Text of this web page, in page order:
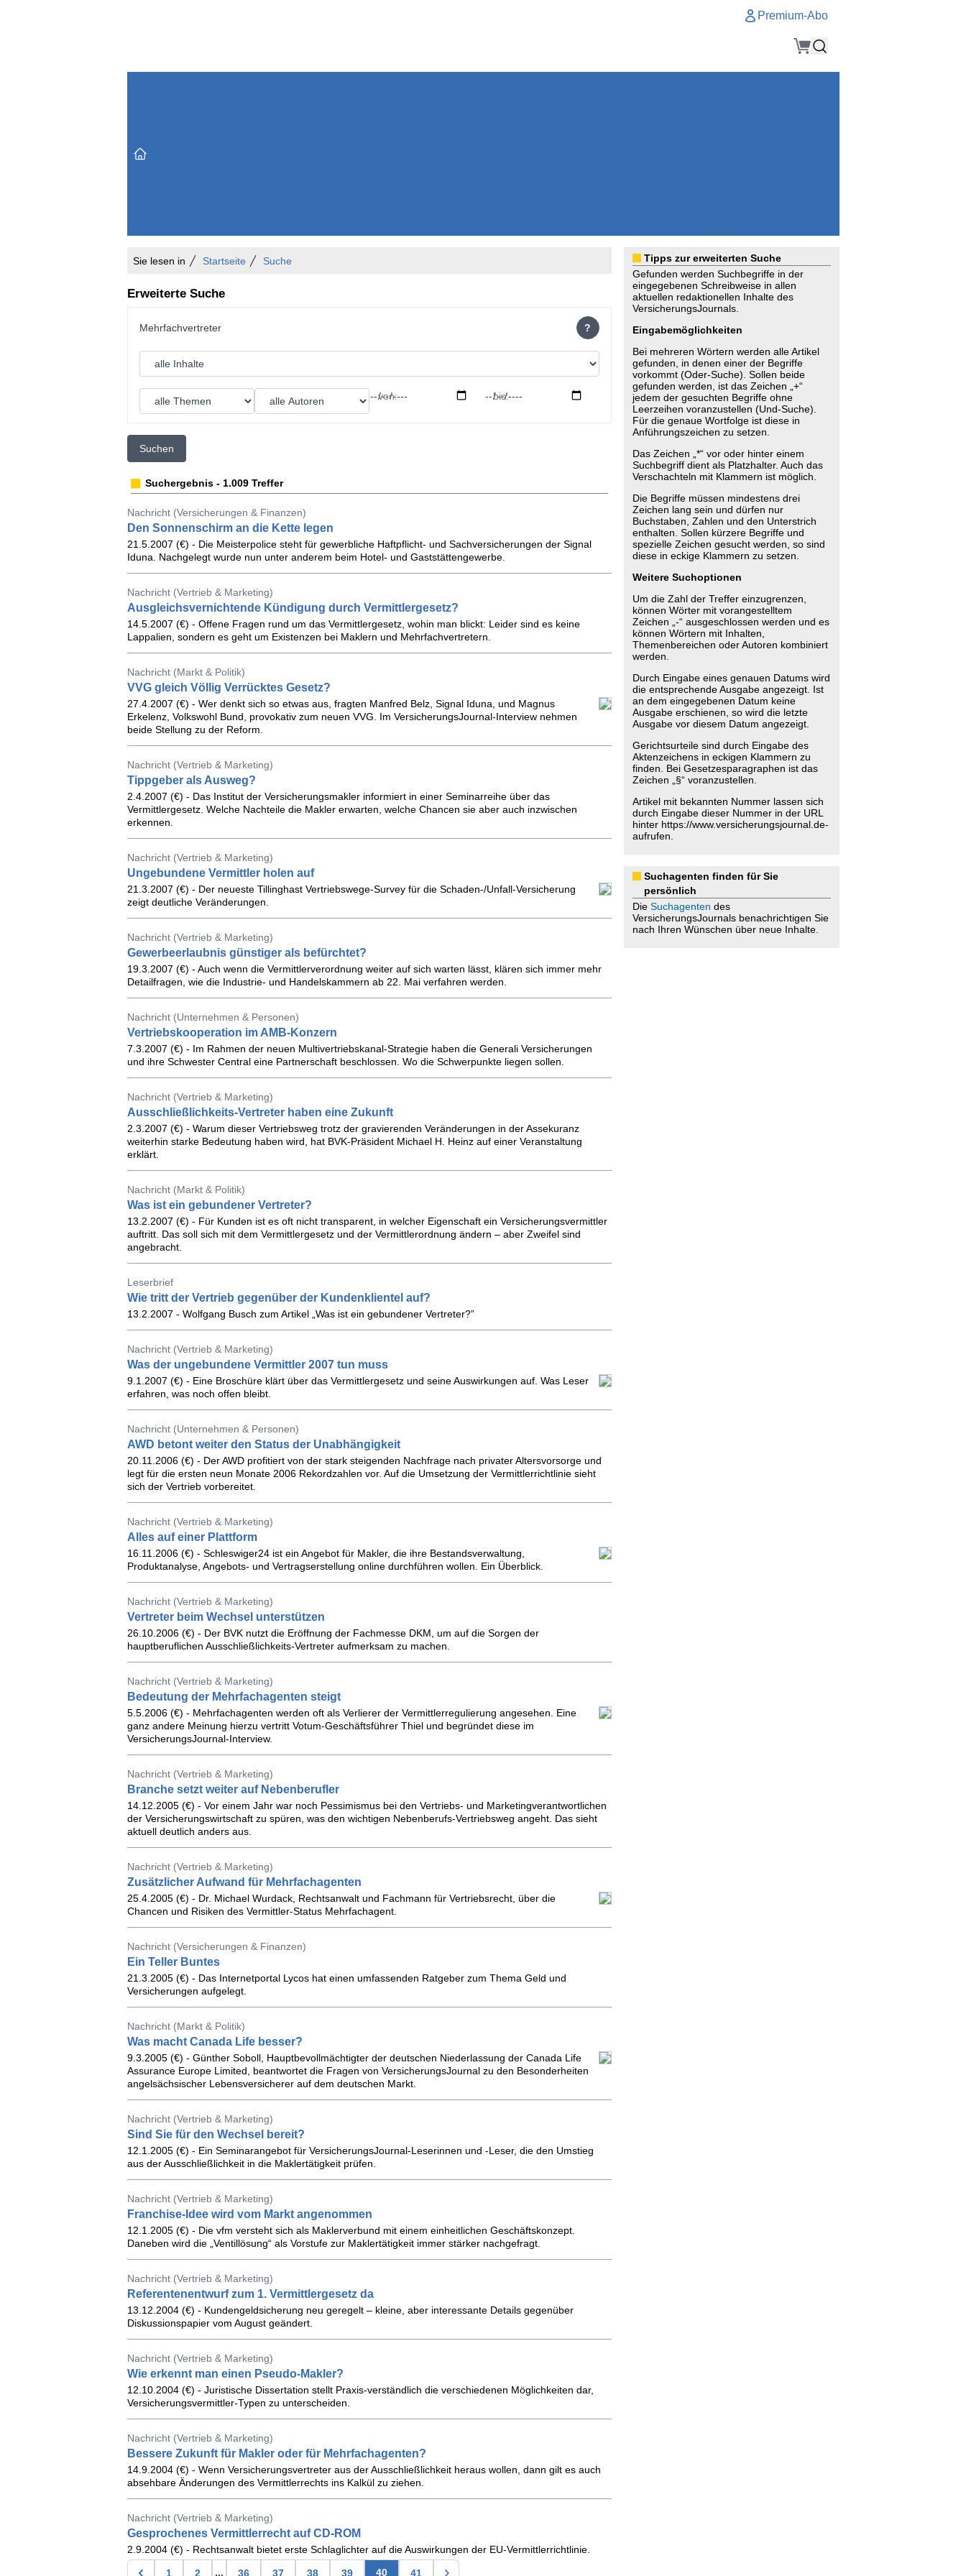
Premium-Abo
Sie lesen in Startseite Suche
Erweiterte Suche
?
von: bis:
Suchen
Suchergebnis - 1.009 Treffer
Nachricht (Versicherungen & Finanzen)
Den Sonnenschirm an die Kette legen
21.5.2007 (€) - Die Meisterpolice steht für gewerbliche Haftpflicht- und Sachversicherungen der Signal
Iduna. Nachgelegt wurde nun unter anderem beim Hotel- und Gaststättengewerbe.
Nachricht (Vertrieb & Marketing)
Ausgleichsvernichtende Kündigung durch Vermittlergesetz?
14.5.2007 (€) - Offene Fragen rund um das Vermittlergesetz, wohin man blickt: Leider sind es keine
Lappalien, sondern es geht um Existenzen bei Maklern und Mehrfachvertretern.
Nachricht (Markt & Politik)
VVG gleich Völlig Verrücktes Gesetz?
27.4.2007 (€) - Wer denkt sich so etwas aus, fragten Manfred Belz, Signal Iduna, und Magnus
Erkelenz, Volkswohl Bund, provokativ zum neuen VVG. Im VersicherungsJournal-Interview nehmen
beide Stellung zu der Reform.
Nachricht (Vertrieb & Marketing)
Tippgeber als Ausweg?
2.4.2007 (€) - Das Institut der Versicherungsmakler informiert in einer Seminarreihe über das
Vermittlergesetz. Welche Nachteile die Makler erwarten, welche Chancen sie aber auch inzwischen
erkennen.
Nachricht (Vertrieb & Marketing)
Ungebundene Vermittler holen auf
21.3.2007 (€) - Der neueste Tillinghast Vertriebswege-Survey für die Schaden-/Unfall-Versicherung
zeigt deutliche Veränderungen.
Nachricht (Vertrieb & Marketing)
Gewerbeerlaubnis günstiger als befürchtet?
19.3.2007 (€) - Auch wenn die Vermittlerverordnung weiter auf sich warten lässt, klären sich immer mehr
Detailfragen, wie die Industrie- und Handelskammern ab 22. Mai verfahren werden.
Nachricht (Unternehmen & Personen)
Vertriebskooperation im AMB-Konzern
7.3.2007 (€) - Im Rahmen der neuen Multivertriebskanal-Strategie haben die Generali Versicherungen
und ihre Schwester Central eine Partnerschaft beschlossen. Wo die Schwerpunkte liegen sollen.
Nachricht (Vertrieb & Marketing)
Ausschließlichkeits-Vertreter haben eine Zukunft
2.3.2007 (€) - Warum dieser Vertriebsweg trotz der gravierenden Veränderungen in der Assekuranz
weiterhin starke Bedeutung haben wird, hat BVK-Präsident Michael H. Heinz auf einer Veranstaltung
erklärt.
Nachricht (Markt & Politik)
Was ist ein gebundener Vertreter?
13.2.2007 (€) - Für Kunden ist es oft nicht transparent, in welcher Eigenschaft ein Versicherungsvermittler
auftritt. Das soll sich mit dem Vermittlergesetz und der Vermittlerordnung ändern – aber Zweifel sind
angebracht.
Leserbrief
Wie tritt der Vertrieb gegenüber der Kundenklientel auf?
13.2.2007 - Wolfgang Busch zum Artikel „Was ist ein gebundener Vertreter?”
Nachricht (Vertrieb & Marketing)
Was der ungebundene Vermittler 2007 tun muss
9.1.2007 (€) - Eine Broschüre klärt über das Vermittlergesetz und seine Auswirkungen auf. Was Leser
erfahren, was noch offen bleibt.
Nachricht (Unternehmen & Personen)
AWD betont weiter den Status der Unabhängigkeit
20.11.2006 (€) - Der AWD profitiert von der stark steigenden Nachfrage nach privater Altersvorsorge und
legt für die ersten neun Monate 2006 Rekordzahlen vor. Auf die Umsetzung der Vermittlerrichtlinie sieht
sich der Vertrieb vorbereitet.
Nachricht (Vertrieb & Marketing)
Alles auf einer Plattform
16.11.2006 (€) - Schleswiger24 ist ein Angebot für Makler, die ihre Bestandsverwaltung,
Produktanalyse, Angebots- und Vertragserstellung online durchführen wollen. Ein Überblick.
Nachricht (Vertrieb & Marketing)
Vertreter beim Wechsel unterstützen
26.10.2006 (€) - Der BVK nutzt die Eröffnung der Fachmesse DKM, um auf die Sorgen der
hauptberuflichen Ausschließlichkeits-Vertreter aufmerksam zu machen.
Nachricht (Vertrieb & Marketing)
Bedeutung der Mehrfachagenten steigt
5.5.2006 (€) - Mehrfachagenten werden oft als Verlierer der Vermittlerregulierung angesehen. Eine
ganz andere Meinung hierzu vertritt Votum-Geschäftsführer Thiel und begründet diese im
VersicherungsJournal-Interview.
Nachricht (Vertrieb & Marketing)
Branche setzt weiter auf Nebenberufler
14.12.2005 (€) - Vor einem Jahr war noch Pessimismus bei den Vertriebs- und Marketingverantwortlichen
der Versicherungswirtschaft zu spüren, was den wichtigen Nebenberufs-Vertriebsweg angeht. Das sieht
aktuell deutlich anders aus.
Nachricht (Vertrieb & Marketing)
Zusätzlicher Aufwand für Mehrfachagenten
25.4.2005 (€) - Dr. Michael Wurdack, Rechtsanwalt und Fachmann für Vertriebsrecht, über die
Chancen und Risiken des Vermittler-Status Mehrfachagent.
Nachricht (Versicherungen & Finanzen)
Ein Teller Buntes
21.3.2005 (€) - Das Internetportal Lycos hat einen umfassenden Ratgeber zum Thema Geld und
Versicherungen aufgelegt.
Nachricht (Markt & Politik)
Was macht Canada Life besser?
9.3.2005 (€) - Günther Soboll, Hauptbevollmächtigter der deutschen Niederlassung der Canada Life
Assurance Europe Limited, beantwortet die Fragen von VersicherungsJournal zu den Besonderheiten
angelsächsischer Lebensversicherer auf dem deutschen Markt.
Nachricht (Vertrieb & Marketing)
Sind Sie für den Wechsel bereit?
12.1.2005 (€) - Ein Seminarangebot für VersicherungsJournal-Leserinnen und -Leser, die den Umstieg
aus der Ausschließlichkeit in die Maklertätigkeit prüfen.
Nachricht (Vertrieb & Marketing)
Franchise-Idee wird vom Markt angenommen
12.1.2005 (€) - Die vfm versteht sich als Maklerverbund mit einem einheitlichen Geschäftskonzept.
Daneben wird die „Ventillösung“ als Vorstufe zur Maklertätigkeit immer stärker nachgefragt.
Nachricht (Vertrieb & Marketing)
Referentenentwurf zum 1. Vermittlergesetz da
13.12.2004 (€) - Kundengeldsicherung neu geregelt – kleine, aber interessante Details gegenüber
Diskussionspapier vom August geändert.
Nachricht (Vertrieb & Marketing)
Wie erkennt man einen Pseudo-Makler?
12.10.2004 (€) - Juristische Dissertation stellt Praxis-verständlich die verschiedenen Möglichkeiten dar,
Versicherungsvermittler-Typen zu unterscheiden.
Nachricht (Vertrieb & Marketing)
Bessere Zukunft für Makler oder für Mehrfachagenten?
14.9.2004 (€) - Wenn Versicherungsvertreter aus der Ausschließlichkeit heraus wollen, dann gilt es auch
absehbare Änderungen des Vermittlerrechts ins Kalkül zu ziehen.
Nachricht (Vertrieb & Marketing)
Gesprochenes Vermittlerrecht auf CD-ROM
2.9.2004 (€) - Rechtsanwalt bietet erste Schlaglichter auf die Auswirkungen der EU-Vermittlerrichtlinie.
1 2 ... 36 37 38 39 40 41
Tipps zur erweiterten Suche
Gefunden werden Suchbegriffe in der
eingegebenen Schreibweise in allen
aktuellen redaktionellen Inhalte des
VersicherungsJournals.
Eingabemöglichkeiten
Bei mehreren Wörtern werden alle Artikel
gefunden, in denen einer der Begriffe
vorkommt (Oder-Suche). Sollen beide
gefunden werden, ist das Zeichen „+“
jedem der gesuchten Begriffe ohne
Leerzeihen voranzustellen (Und-Suche).
Für die genaue Wortfolge ist diese in
Anführungszeichen zu setzen.
Das Zeichen „*“ vor oder hinter einem
Suchbegriff dient als Platzhalter. Auch das
Verschachteln mit Klammern ist möglich.
Die Begriffe müssen mindestens drei
Zeichen lang sein und dürfen nur
Buchstaben, Zahlen und den Unterstrich
enthalten. Sollen kürzere Begriffe und
spezielle Zeichen gesucht werden, so sind
diese in eckige Klammern zu setzen.
Weitere Suchoptionen
Um die Zahl der Treffer einzugrenzen,
können Wörter mit vorangestelltem
Zeichen „-“ ausgeschlossen werden und es
können Wörtern mit Inhalten,
Themenbereichen oder Autoren kombiniert
werden.
Durch Eingabe eines genauen Datums wird
die entsprechende Ausgabe angezeigt. Ist
an dem eingegebenen Datum keine
Ausgabe erschienen, so wird die letzte
Ausgabe vor diesem Datum angezeigt.
Gerichtsurteile sind durch Eingabe des
Aktenzeichens in eckigen Klammern zu
finden. Bei Gesetzesparagraphen ist das
Zeichen „§“ voranzustellen.
Artikel mit bekannten Nummer lassen sich
durch Eingabe dieser Nummer in der URL
hinter https://www.versicherungsjournal.de-
aufrufen.
Suchagenten finden für Sie
persönlich
Die Suchagenten des
VersicherungsJournals benachrichtigen Sie
nach Ihren Wünschen über neue Inhalte.